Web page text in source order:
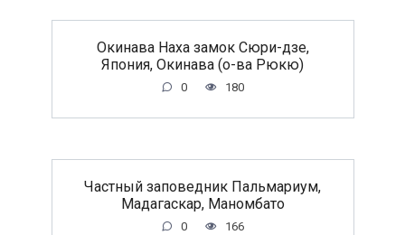
Окинава Наха замок Сюри-дзе,
Япония, Окинава (о-ва Рюкю)
0 180
Частный заповедник Пальмариум,
Мадагаскар, Маномбато
0 166